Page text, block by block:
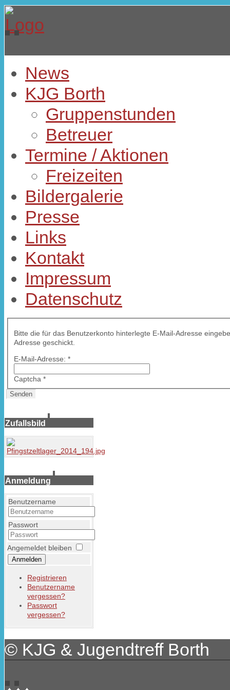
News
KJG Borth
Gruppenstunden
Betreuer
Termine / Aktionen
Freizeiten
Bildergalerie
Presse
Links
Kontakt
Impressum
Datenschutz
Bitte die für das Benutzerkonto hinterlegte E-Mail-Adresse
Adresse geschickt.
E-Mail-Adresse: *
Captcha *
Senden
Zufallsbild
Anmeldung
Benutzername
Passwort
Angemeldet bleiben
Anmelden
Registrieren
Benutzername
vergessen?
Passwort
vergessen?
© KJG & Jugendtreff Borth